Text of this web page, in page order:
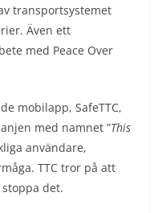
transportsystemet
Även ett
med Peace Over
mobilapp, SafeTTC,
med namnet ”This
användare,
TTC tror på att
det.